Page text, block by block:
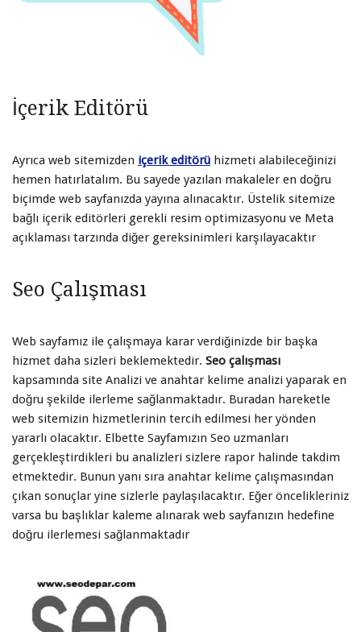
İçerik Editörü
Ayrıca web sitemizden içerik editörü hizmeti alabileceğinizi
hemen hatırlatalım. Bu sayede yazılan makaleler en doğru
biçimde web sayfanızda yayına alınacaktır. Üstelik sitemize
bağlı içerik editörleri gerekli resim optimizasyonu ve Meta
açıklaması tarzında diğer gereksinimleri karşılayacaktır
Seo Çalışması
Web sayfamız ile çalışmaya karar verdiğinizde bir başka
hizmet daha sizleri beklemektedir. Seo çalışması
kapsamında site Analizi ve anahtar kelime analizi yaparak en
doğru şekilde ilerleme sağlanmaktadır. Buradan hareketle
web sitemizin hizmetlerinin tercih edilmesi her yönden
yararlı olacaktır. Elbette Sayfamızın Seo uzmanları
gerçekleştirdikleri bu analizleri sizlere rapor halinde takdim
etmektedir. Bunun yanı sıra anahtar kelime çalışmasından
çıkan sonuçlar yine sizlerle paylaşılacaktır. Eğer öncelikleriniz
varsa bu başlıklar kaleme alınarak web sayfanızın hedefine
doğru ilerlemesi sağlanmaktadır